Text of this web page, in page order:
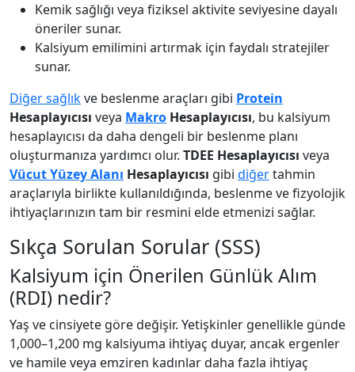
Kemik sağlığı veya fiziksel aktivite seviyesine dayalı
öneriler sunar.
Kalsiyum emilimini artırmak için faydalı stratejiler
sunar.
Diğer sağlıkve beslenme araçları gibi Protein
Hesaplayıcısı veya Makro Hesaplayıcısı, bu kalsiyum
hesaplayıcısı da daha dengeli bir beslenme planı
oluşturmanıza yardımcı olur. TDEE Hesaplayıcısı veya
Vücut Yüzey Alanı Hesaplayıcısı gibi diğertahmin
araçlarıyla birlikte kullanıldığında, beslenme ve fizyolojik
ihtiyaçlarınızın tam bir resmini elde etmenizi sağlar.
Sıkça Sorulan Sorular (SSS)
Kalsiyum için Önerilen Günlük Alım
(RDI) nedir?
Yaş ve cinsiyete göre değişir. Yetişkinler genellikle günde
1,000–1,200 mg kalsiyuma ihtiyaç duyar, ancak ergenler
ve hamile veya emziren kadınlar daha fazla ihtiyaç